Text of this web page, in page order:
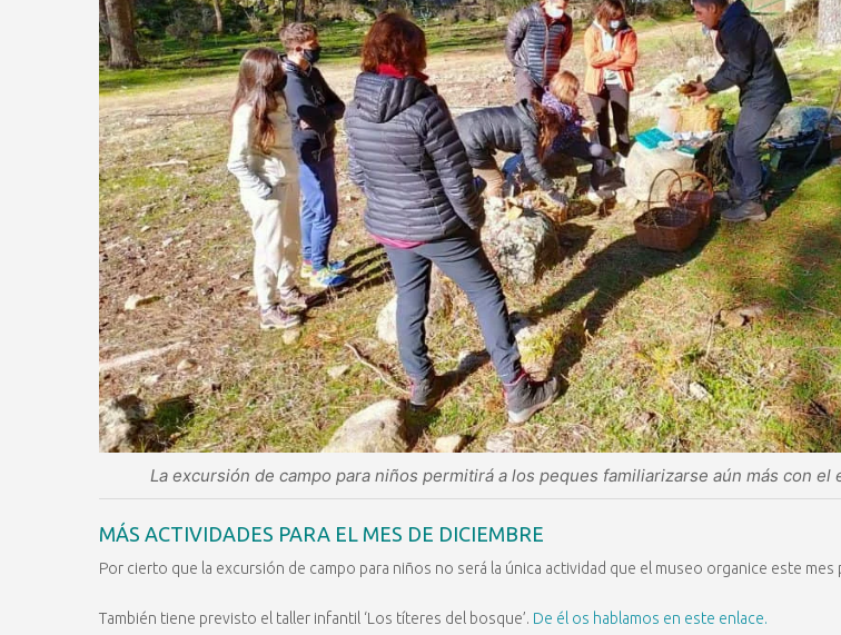
La excursión de campo para niños permitirá a los peques familiarizarse aún más con el
MÁS ACTIVIDADES PARA EL MES DE DICIEMBRE
Por cierto que la excursión de campo para niños no será la única actividad que el museo organice este mes
También tiene previsto el taller infantil ‘Los títeres del bosque’. De él os hablamos en este enlace.